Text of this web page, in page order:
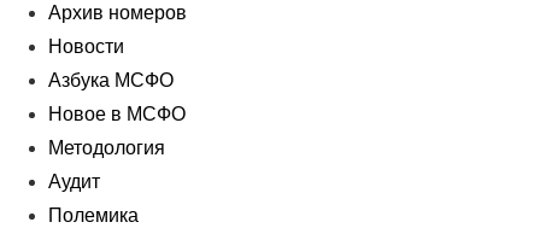
Архив номеров
Новости
Азбука МСФО
Новое в МСФО
Методология
Аудит
Полемика